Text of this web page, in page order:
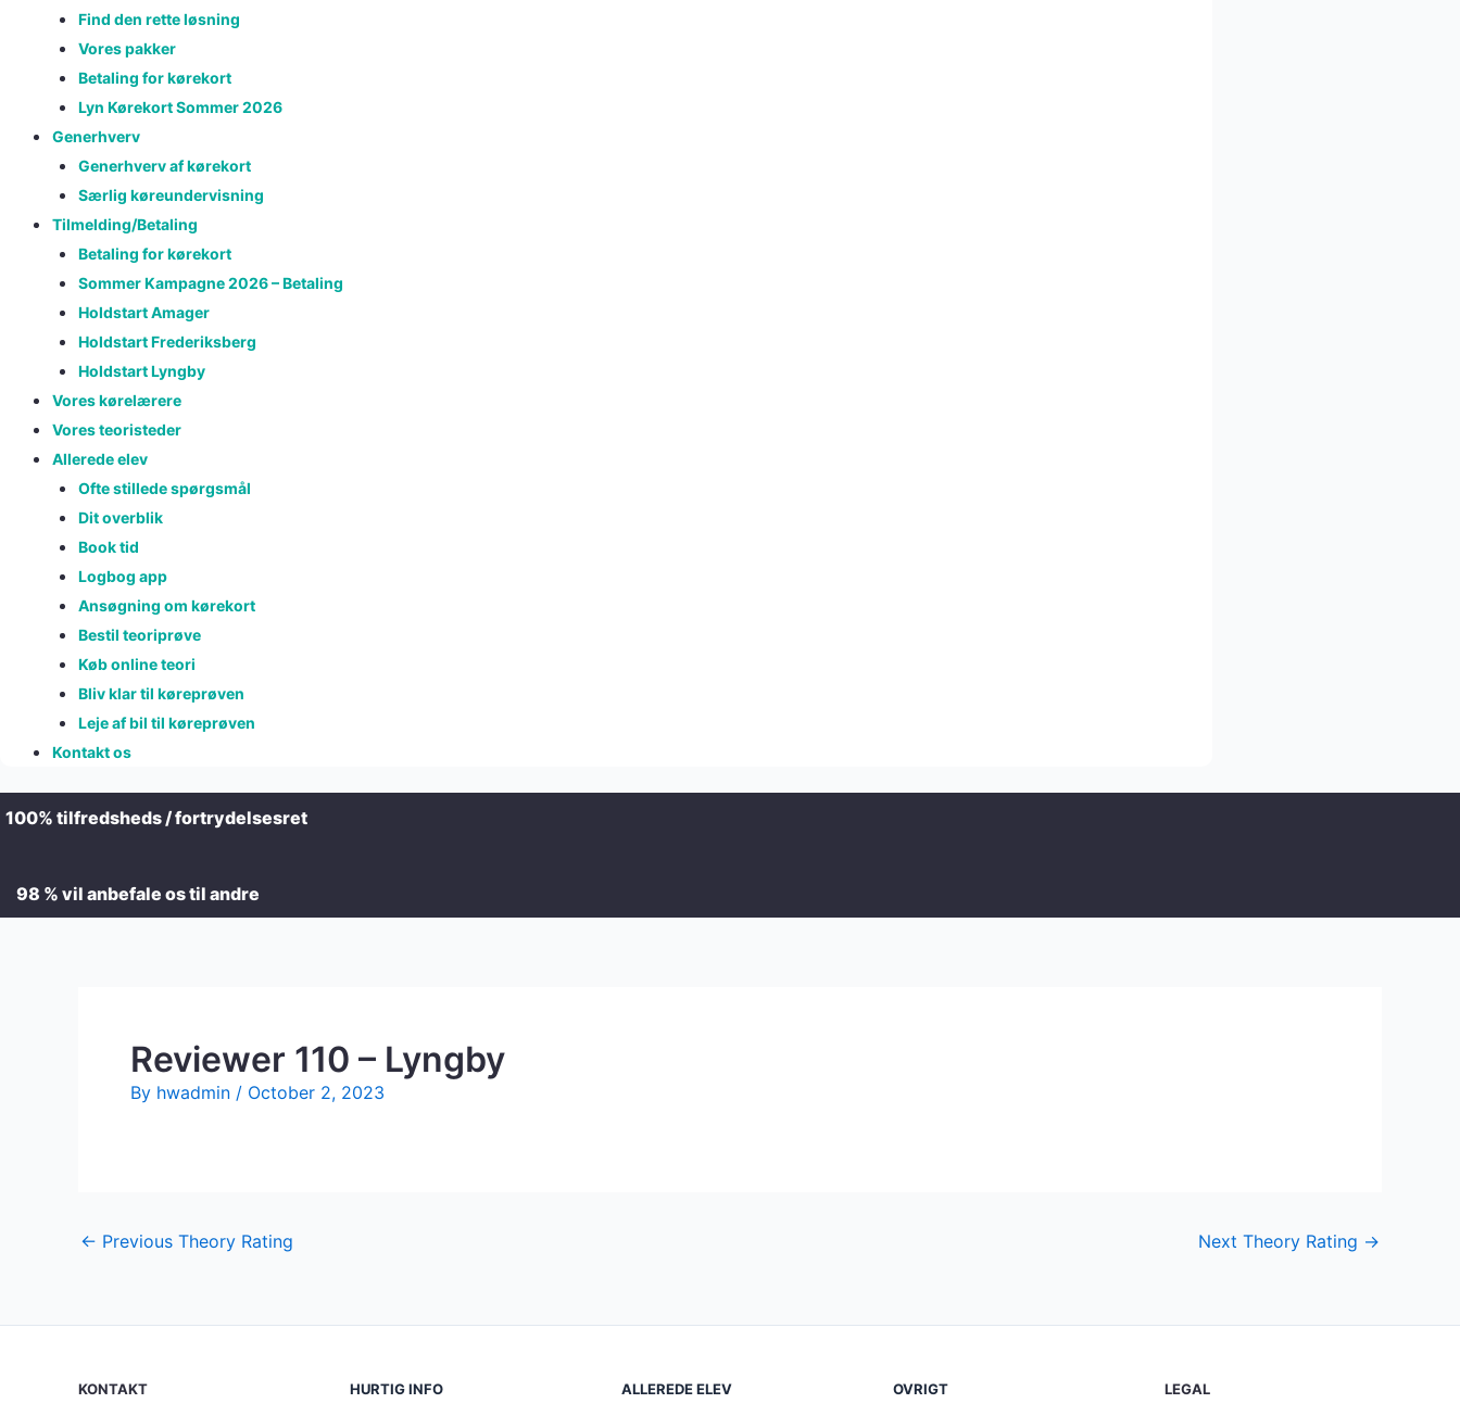
Find den rette løsning
Vores pakker
Betaling for kørekort
Lyn Kørekort Sommer 2026
Generhverv
Generhverv af kørekort
Særlig køreundervisning
Tilmelding/Betaling
Betaling for kørekort
Sommer Kampagne 2026 – Betaling
Holdstart Amager
Holdstart Frederiksberg
Holdstart Lyngby
Vores kørelærere
Vores teoristeder
Allerede elev
Ofte stillede spørgsmål
Dit overblik
Book tid
Logbog app
Ansøgning om kørekort
Bestil teoriprøve
Køb online teori
Bliv klar til køreprøven
Leje af bil til køreprøven
Kontakt os
100% tilfredsheds / fortrydelsesret
98 % vil anbefale os til andre
Reviewer 110 – Lyngby
By hwadmin / October 2, 2023
← Previous Theory Rating Next Theory Rating →
KONTAKT HURTIG INFO ALLEREDE ELEV OVRIGT LEGAL